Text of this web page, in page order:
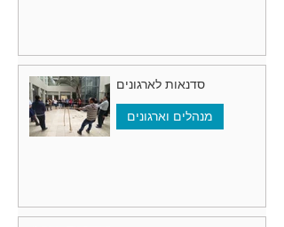
סדנאות לארגונים
מנהלים וארגונים